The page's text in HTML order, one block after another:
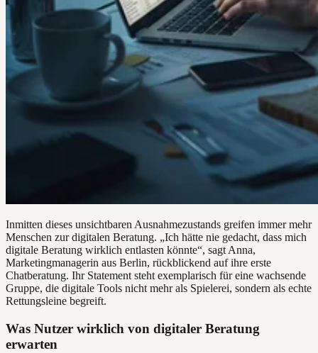
Inmitten dieses unsichtbaren Ausnahmezustands greifen immer mehr
Menschen zur digitalen Beratung. „Ich hätte nie gedacht, dass mich
digitale Beratung wirklich entlasten könnte“, sagt Anna,
Marketingmanagerin aus Berlin, rückblickend auf ihre erste
Chatberatung. Ihr Statement steht exemplarisch für eine wachsende
Gruppe, die digitale Tools nicht mehr als Spielerei, sondern als echte
Rettungsleine begreift.
Was Nutzer wirklich von digitaler Beratung
erwarten